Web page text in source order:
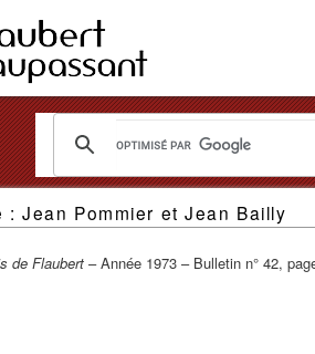
: Jean Pommier et Jean Bailly
de Flaubert – Année 1973 – Bulletin n° 42,